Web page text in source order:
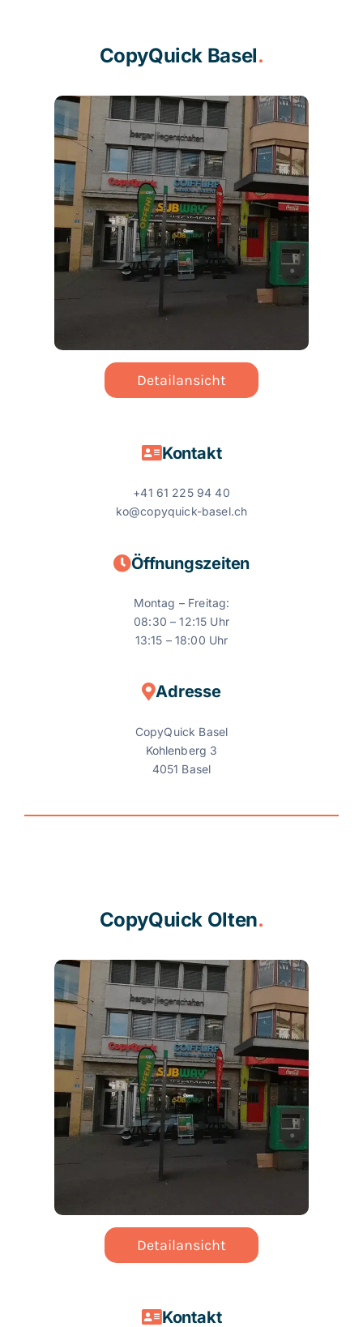
CopyQuick Basel.
Detailansicht
Kontakt
+41 61 225 94 40
ko@copyquick-basel.ch
Öffnungszeiten
Montag – Freitag:
08:30 – 12:15 Uhr
13:15 – 18:00 Uhr
Adresse
CopyQuick Basel
Kohlenberg 3
4051 Basel
CopyQuick Olten.
Detailansicht
Kontakt